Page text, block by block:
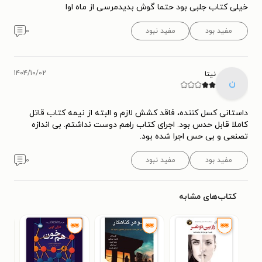
خیلی کتاب جلبی بود حتما گوش بدیدمرسی از ماه اوا
مفید بود مفید نبود ۰
ن
نیتا ۱۴۰۴/۱۰/۰۲
داستانی کسل کننده، فاقد کشش لازم و البته از نیمه کتاب قاتل
کاملا قابل حدس بود. اجرای کتاب راهم دوست نداشتم. بی اندازه
تصنعی و بی حس اجرا شده بود.
مفید بود مفید نبود ۰
کتاب‌های مشابه